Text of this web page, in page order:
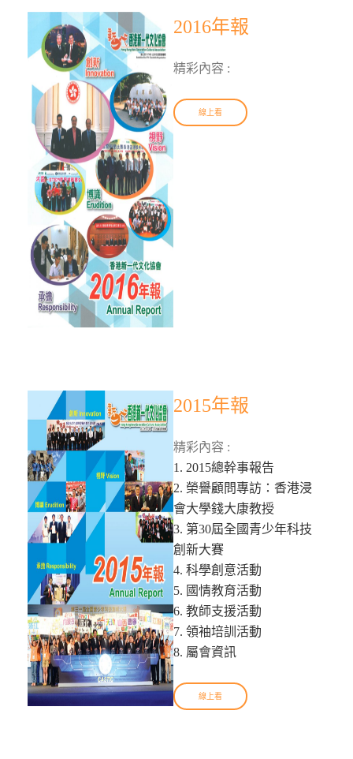
2016年報
精彩內容 :
線上看
2015年報
精彩內容 :
1. 2015總幹事報告
2. 榮譽顧問專訪：香港浸
會大學錢大康教授
3. 第30屆全國青少年科技
創新大賽
4. 科學創意活動
5. 國情教育活動
6. 教師支援活動
7. 領袖培訓活動
8. 屬會資訊
線上看